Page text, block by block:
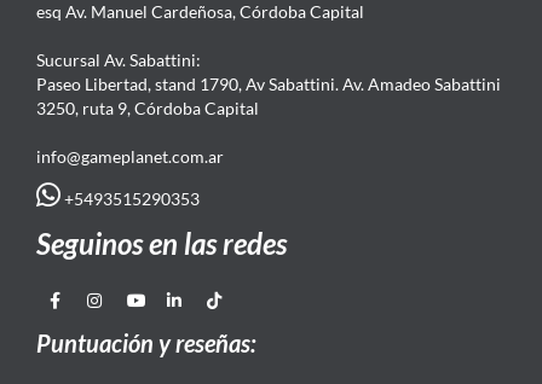
esq Av. Manuel Cardeñosa, Córdoba Capital
Sucursal Av. Sabattini:
Paseo Libertad, stand 1790, Av Sabattini. Av. Amadeo Sabattini
3250, ruta 9, Córdoba Capital
info@gameplanet.com.ar
+5493515290353
Seguinos en las redes
Puntuación y reseñas: